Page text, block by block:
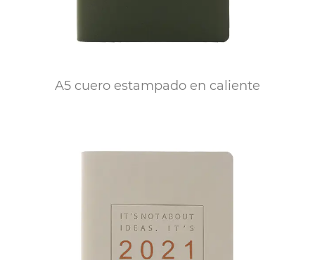
A5 cuero estampado en caliente